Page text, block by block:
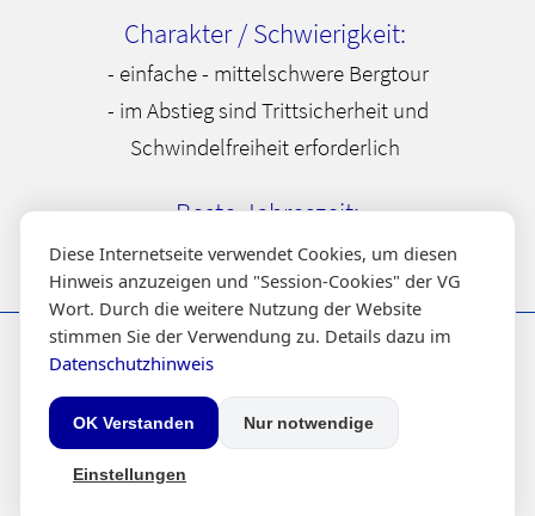
Charakter / Schwierigkeit:
- einfache - mittelschwere Bergtour
- im Abstieg sind Trittsicherheit und
Schwindelfreiheit erforderlich
Beste Jahreszeit:
Ende Mai bis Ende Oktober
Infos
Haftungsausschluss
Datenschutzhinweis
Über uns
Impressum
Inhalt
Diese Internetseite verwendet Cookies, um diesen
Hinweis anzuzeigen und "Session-Cookies" der VG
Wort. Durch die weitere Nutzung der Website
stimmen Sie der Verwendung zu. Details dazu im
Datenschutzhinweis
OK Verstanden Nur notwendige
Einstellungen